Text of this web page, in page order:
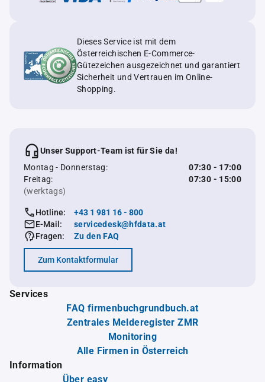
Dieses Service ist mit dem
Österreichischen E-Commerce-
Gütezeichen ausgezeichnet und garantiert
Sicherheit und Vertrauen im Online-
Shopping.
Unser Support-Team ist für Sie da!
Montag - Donnerstag:
07:30 - 17:00
Freitag:
07:30 - 15:00
(werktags)
Hotline:
+43 1 981 16 - 800
E-Mail:
servicedesk@hfdata.at
Fragen:
Zu den FAQ
Zum Kontaktformular
Services
FAQ firmenbuchgrundbuch.at
Zentrales Melderegister ZMR
Monitoring
Alle Firmen in Österreich
Information
Über easy